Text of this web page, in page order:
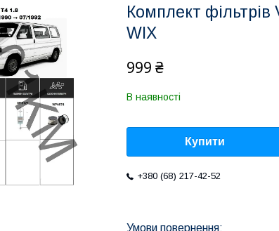
Комплект
WIX
999 ₴
В наявності
Купити
+380 (68) 217-42-52